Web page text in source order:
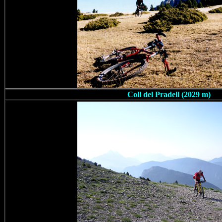
Coll del Pradell (2029 m)